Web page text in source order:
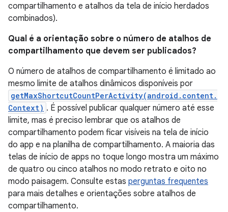
compartilhamento e atalhos da tela de início herdados
combinados).
Qual é a orientação sobre o número de atalhos de
compartilhamento que devem ser publicados?
O número de atalhos de compartilhamento é limitado ao
mesmo limite de atalhos dinâmicos disponíveis por
getMaxShortcutCountPerActivity(android.content.
Context) . É possível publicar qualquer número até esse
limite, mas é preciso lembrar que os atalhos de
compartilhamento podem ficar visíveis na tela de início
do app e na planilha de compartilhamento. A maioria das
telas de início de apps no toque longo mostra um máximo
de quatro ou cinco atalhos no modo retrato e oito no
modo paisagem. Consulte estas perguntas frequentes
para mais detalhes e orientações sobre atalhos de
compartilhamento.